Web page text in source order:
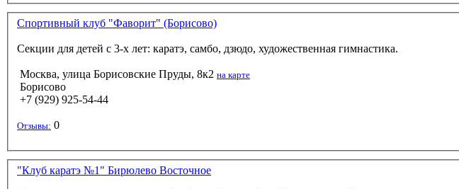
Спортивный клуб "Фаворит" (Борисово)
Секции для детей с 3-х лет: каратэ, самбо, дзюдо, художественная гимнастика.
Москва, улица Борисовские Пруды, 8к2 на карте
Борисово
+7 (929) 925-54-44
Отзывы: 0
"Клуб каратэ №1" Бирюлево Восточное